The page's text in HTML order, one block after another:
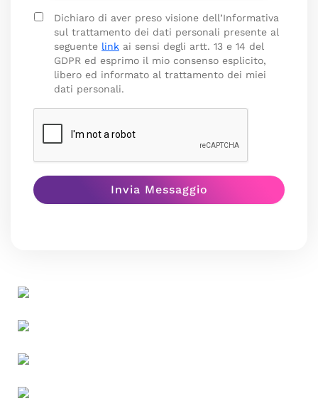
Dichiaro di aver preso visione dell’Informativa
sul trattamento dei dati personali presente al
seguente link ai sensi degli artt. 13 e 14 del
GDPR ed esprimo il mio consenso esplicito,
libero ed informato al trattamento dei miei
dati personali.